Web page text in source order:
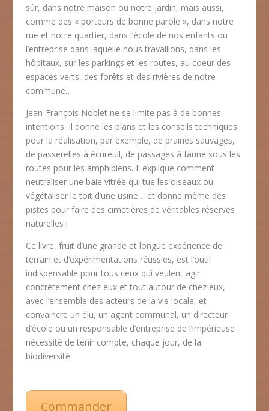
sûr, dans notre maison ou notre jardin, mais aussi,
comme des « porteurs de bonne parole », dans notre
rue et notre quartier, dans l’école de nos enfants ou
l’entreprise dans laquelle nous travaillons, dans les
hôpitaux, sur les parkings et les routes, au coeur des
espaces verts, des forêts et des rivières de notre
commune…
Jean-François Noblet ne se limite pas à de bonnes
intentions. Il donne les plans et les conseils techniques
pour la réalisation, par exemple, de prairies sauvages,
de passerelles à écureuil, de passages à faune sous les
routes pour les amphibiens. Il explique comment
neutraliser une baie vitrée qui tue les oiseaux ou
végétaliser le toit d’une usine… et donne même des
pistes pour faire des cimetières de véritables réserves
naturelles !
Ce livre, fruit d’une grande et longue expérience de
terrain et d’expérimentations réussies, est l’outil
indispensable pour tous ceux qui veulent agir
concrètement chez eux et tout autour de chez eux,
avec l’ensemble des acteurs de la vie locale, et
convaincre un élu, un agent communal, un directeur
d’école ou un responsable d’entreprise de l’impérieuse
nécessité de tenir compte, chaque jour, de la
biodiversité.
Commander